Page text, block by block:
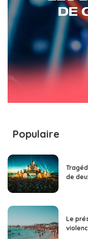
Populaire
de
Le